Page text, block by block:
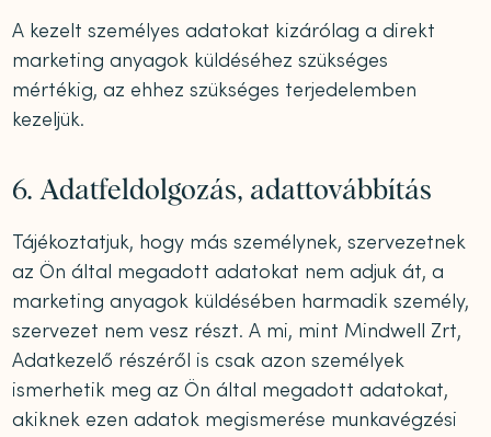
A kezelt személyes adatokat kizárólag a direkt
marketing anyagok küldéséhez szükséges
mértékig, az ehhez szükséges terjedelemben
kezeljük.
6. Adatfeldolgozás, adattovábbítás
Tájékoztatjuk, hogy más személynek, szervezetnek
az Ön által megadott adatokat nem adjuk át, a
marketing anyagok küldésében harmadik személy,
szervezet nem vesz részt. A mi, mint Mindwell Zrt,
Adatkezelő részéről is csak azon személyek
ismerhetik meg az Ön által megadott adatokat,
akiknek ezen adatok megismerése munkavégzési